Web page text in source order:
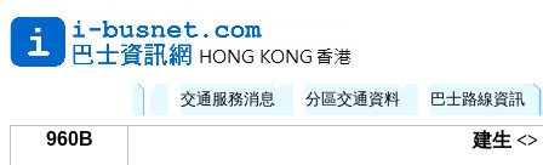
交通服務消息 分區交通資料 巴士路線資訊
960B 建生 <>